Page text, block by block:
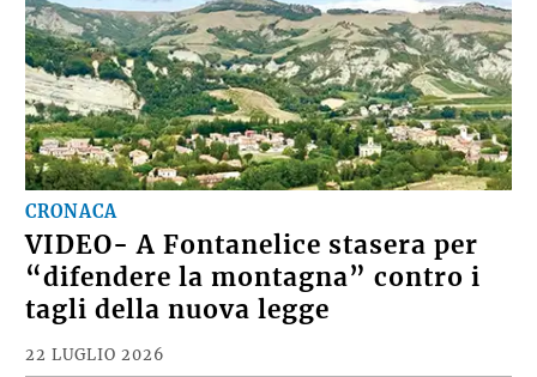
CRONACA
VIDEO- A Fontanelice stasera per
“difendere la montagna” contro i
tagli della nuova legge
22 LUGLIO 2026